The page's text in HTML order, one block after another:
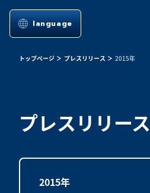
language
トップページ プレスリリース 2015年
プレスリリース